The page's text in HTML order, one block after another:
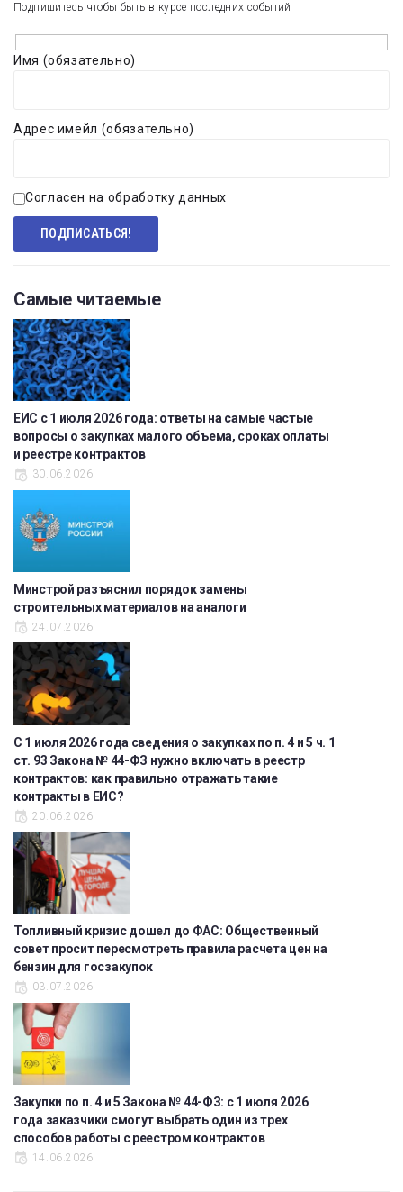
Подпишитесь чтобы быть в курсе последних событий
Имя (обязательно)
Адрес имейл (обязательно)
Согласен на обработку данных
Самые читаемые
ЕИС с 1 июля 2026 года: ответы на самые частые
вопросы о закупках малого объема, сроках оплаты
и реестре контрактов
30.06.2026
Минстрой разъяснил порядок замены
строительных материалов на аналоги
24.07.2026
С 1 июля 2026 года сведения о закупках по п. 4 и 5 ч. 1
ст. 93 Закона № 44-ФЗ нужно включать в реестр
контрактов: как правильно отражать такие
контракты в ЕИС?
20.06.2026
Топливный кризис дошел до ФАС: Общественный
совет просит пересмотреть правила расчета цен на
бензин для госзакупок
03.07.2026
Закупки по п. 4 и 5 Закона № 44-ФЗ: с 1 июля 2026
года заказчики смогут выбрать один из трех
способов работы с реестром контрактов
14.06.2026